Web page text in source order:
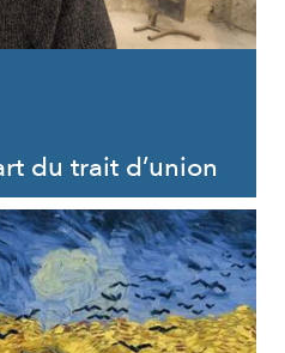
du trait d’union